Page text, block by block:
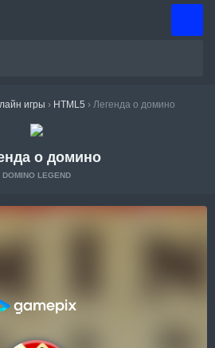
игры › HTML5 › Легенда о домино
о домино
DOMINO LEGEND